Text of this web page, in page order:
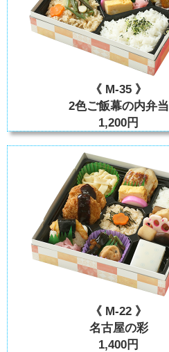
《 M-35 》
2色ご飯幕の内弁当
1,200円
《 M-22 》
名古屋の彩
1,400円